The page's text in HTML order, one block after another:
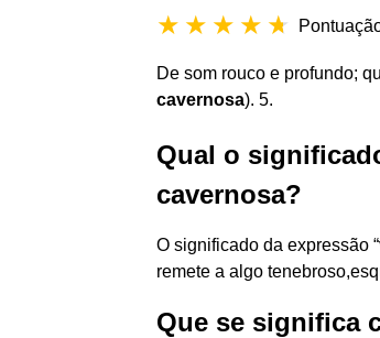
De som rouco e profundo;
cavernosa). 5.
Qual o
cavernosa?
O significado da expressão
remete a algo
Que se significa